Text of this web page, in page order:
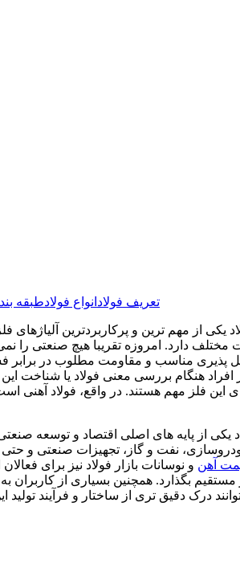
تعریف فولاد انواع فولادطبقه
یکی از مهم ترین و پرکاربردترین
مختلف دارد. امروزه تقریبا هیچ صنعتی را نمی
پذیری مناسب و مقاومت مطلوب در برابر
افراد هنگام بررسی معنی فولاد یا شناخت
این فلز مهم هستند. در واقع، فولاد آهنی
یکی از پایه های اصلی اقتصاد و توسعه
نفت و گاز، تجهیزات صنعتی و حتی
آهن و نوسانات بازار فولاد نیز برای
مستقیم بگذارد. همچنین بسیاری از
درک دقیق تری از ساختار و فرآیند تولید